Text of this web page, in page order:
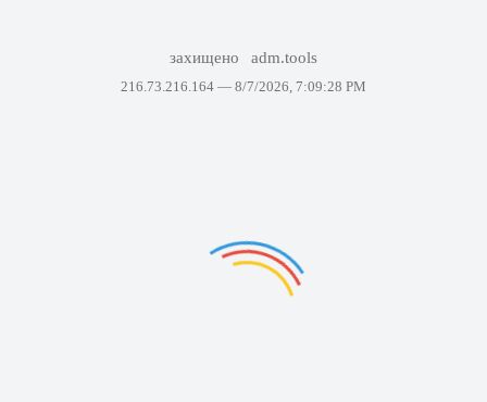
захищено adm.tools
216.73.216.164 — 8/7/2026, 7:09:28 PM